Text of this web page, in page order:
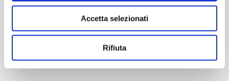
Accetta selezionati
Rifiuta
Scheda tecnica